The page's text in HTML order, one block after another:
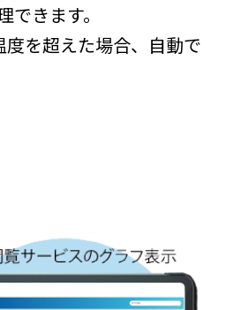
きます。
を超えた場合、自動で